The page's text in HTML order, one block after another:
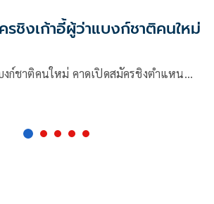
รชิงเก้าอี้ผู้ว่าแบงก์ชาติคนใหม่
งก์ชาติคนใหม่ คาดเปิดสมัครชิงตำแหน…